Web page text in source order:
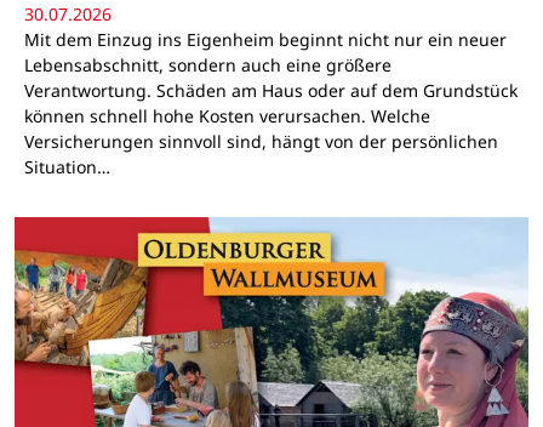
30.07.2026
Mit dem Einzug ins Eigenheim beginnt nicht nur ein neuer
Lebensabschnitt, sondern auch eine größere
Verantwortung. Schäden am Haus oder auf dem Grundstück
können schnell hohe Kosten verursachen. Welche
Versicherungen sinnvoll sind, hängt von der persönlichen
Situation…